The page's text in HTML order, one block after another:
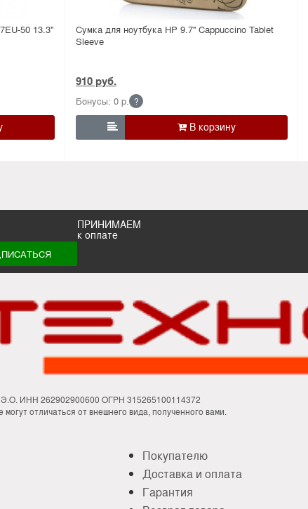
50 13.3''
Сумка для ноутбука HP 9.7'' Cappuccino Tablet
Sleeve
910 руб.
Бонусы: 0 р. ?

ПРИНИМАЕМ
к оплате
ИНН 262902900600 ОГРН 315265100114372
отличаться от внешнего вида, полученного вами.
Покупателю
Доставка и оплата
Гарантия